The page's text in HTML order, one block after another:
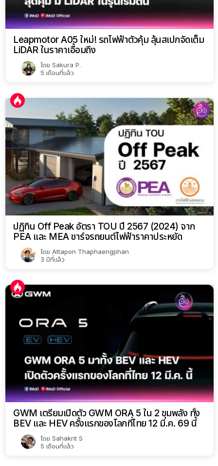
Leapmotor A05 ใหม่! รถไฟฟ้าตัวคุ้ม ลุ้นสเปกจัดเต็ม
LiDAR ในราคาเอื้อมถึง
โดย Sakura P.
5 เดือนที่แล้ว
ปฏิทิน Off Peak อัตรา TOU ปี 2567 (2024) จาก
PEA และ MEA ชาร์จรถยนต์ไฟฟ้าราคาประหยัด
โดย Attapon Thaphaengphan
3 ปีที่แล้ว
GWM เตรียมเปิดตัว GWM ORA 5 ใน 2 ขุมพลัง ทั้ง
BEV และ HEV ครั้งแรกของโลกที่ไทย 12 มี.ค. 69 นี้
โดย Sahakrit S
5 เดือนที่แล้ว